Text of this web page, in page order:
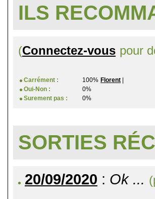
ILS
(Connectez-vous pour
Carrément : 100% Florent
Oui-Non :
0%
Surement pas :
0%
SORTIES
20/09/2020 : Ok ...